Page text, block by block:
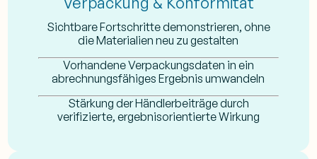
Sichtbare Fortschritte demonstrieren, ohne
die Materialien neu zu gestalten
Vorhandene Verpackungsdaten in ein
abrechnungsfähiges Ergebnis umwandeln
Stärkung der Händlerbeiträge durch
verifizierte, ergebnisorientierte Wirkung